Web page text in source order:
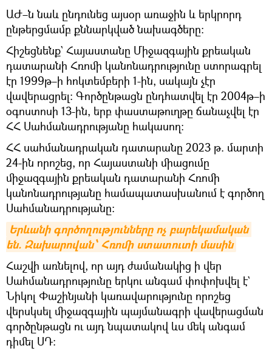
ԱԺ–ն նաև ընդունեց այսօր առաջին և երկրորդ
ընթերցմամբ քննարկված նախագծերը։
Հիշեցնենք` Հայաստանը Միջազգային քրեական
դատարանի Հռոմի կանոնադրությունը ստորագրել
էր 1999թ–ի հոկտեմբերի 1-ին, սակայն չէր
վավերացրել։ Գործընթացն ընդհատվել էր 2004թ–ի
օգոստոսի 13-ին, երբ փաստաթուղթը ճանաչվել էր
ՀՀ Սահմանադրությանը հակասող։
ՀՀ սահմանադրական դատարանը 2023 թ. մարտի
24-ին որոշեց, որ Հայաստանի միացումը
միջազգային քրեական դատարանի Հռոմի
կանոնադրությանը համապատասխանում է գործող
Սահմանադրությանը։
Երևանի գործողությունները ոչ բարեկամական
են. Զախարովան՝ Հռոմի ստատուտի մասին
Հաշվի առնելով, որ այդ ժամանակից ի վեր
Սահմանադրությունը երկու անգամ փոփոխվել է`
Նիկոլ Փաշինյանի կառավարությունը որոշեց
վերսկսել միջազգային պայմանագրի վավերացման
գործընթացն ու այդ նպատակով ևս մեկ անգամ
դիմել ՍԴ։